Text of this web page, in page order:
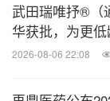
武田瑞唯抒®（
华获批，为更
2026-08-06 22:08